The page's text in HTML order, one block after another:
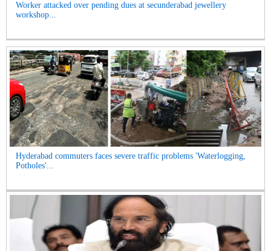
Worker attacked over pending dues at secunderabad jewellery
workshop...
Hyderabad commuters faces severe traffic problems 'Waterlogging,
Potholes'...